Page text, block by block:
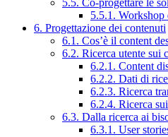
5.5.1. Workshop
6. Progettazione dei contenuti
6.1. Cos’è il content
6.2. Ricerca utente sui
6.2.1. Content
6.2.2. Dati di
6.2.3. Ricerca
6.2.4. Ricerca
6.3. Dalla ricerca ai
6.3.1. User